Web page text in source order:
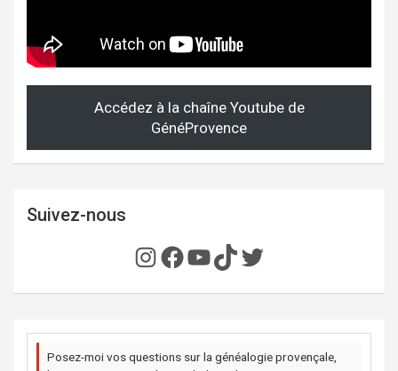
Accédez à la chaîne Youtube de
GénéProvence
Suivez-nous
Instagram
Facebook
YouTube
TikTok
Twitter
Posez-moi vos questions sur la généalogie provençale,